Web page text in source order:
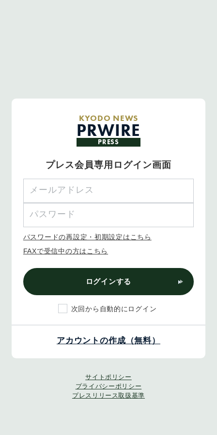
KYODO NEWS
PRWIRE
PRESS
プレス会員専用ログイン画面
パスワードの再設定・初期設定はこちら
FAXで受信中の方はこちら
ログインする
次回から自動的にログイン
アカウントの作成（無料）
サイトポリシー
プライバシーポリシー
プレスリリース取扱基準